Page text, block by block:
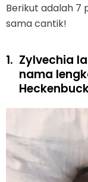
Berikut adalah 7
sama cantik!
1. Zylvechia
nama